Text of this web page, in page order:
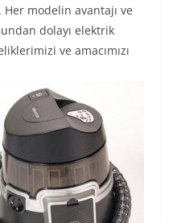
modelin avantajı ve
dolayı elektrik
ve amacımızı